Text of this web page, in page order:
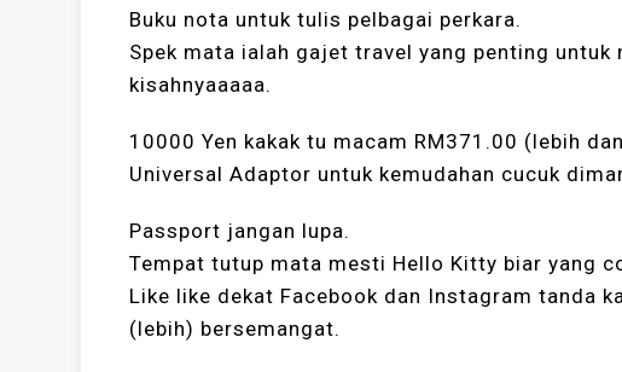
Buku nota untuk tulis pelbagai perkara.
Spek mata ialah gajet travel yang penting untuk
kisahnyaaaaa.
10000 Yen kakak tu macam RM371.00 (lebih
Universal Adaptor untuk kemudahan cucuk
Passport jangan lupa.
Tempat tutup mata mesti Hello Kitty biar yang
Like like dekat Facebook dan Instagram tanda
(lebih) bersemangat.